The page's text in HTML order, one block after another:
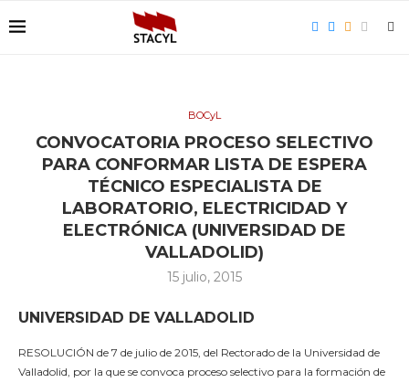
BOCyL
CONVOCATORIA PROCESO SELECTIVO
PARA CONFORMAR LISTA DE ESPERA
TÉCNICO ESPECIALISTA DE
LABORATORIO, ELECTRICIDAD Y
ELECTRÓNICA (UNIVERSIDAD DE
VALLADOLID)
15 julio, 2015
UNIVERSIDAD DE VALLADOLID
RESOLUCIÓN de 7 de julio de 2015, del Rectorado de la Universidad de
Valladolid, por la que se convoca proceso selectivo para la formación de